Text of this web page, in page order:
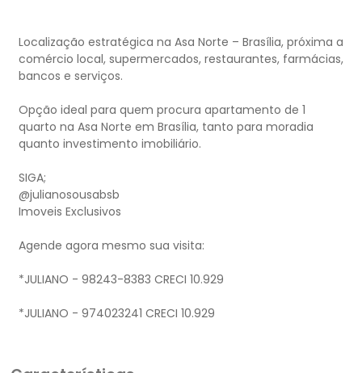
Localização estratégica na Asa Norte – Brasília, próxima a
comércio local, supermercados, restaurantes, farmácias,
bancos e serviços.
Opção ideal para quem procura apartamento de 1
quarto na Asa Norte em Brasília, tanto para moradia
quanto investimento imobiliário.
SIGA;
@julianosousabsb
Imoveis Exclusivos
Agende agora mesmo sua visita:
*JULIANO - 98243-8383 CRECI 10.929